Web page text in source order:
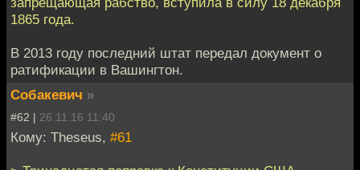
1865 года.
В 2013 году последний штат передал документ о
ратификации в Вашингтон.
Собакевич »
#62 | 26.11.16 11:40
Кому: Theseus, #61